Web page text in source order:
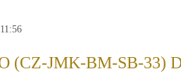
(CZ-JMK-BM-SB-33)